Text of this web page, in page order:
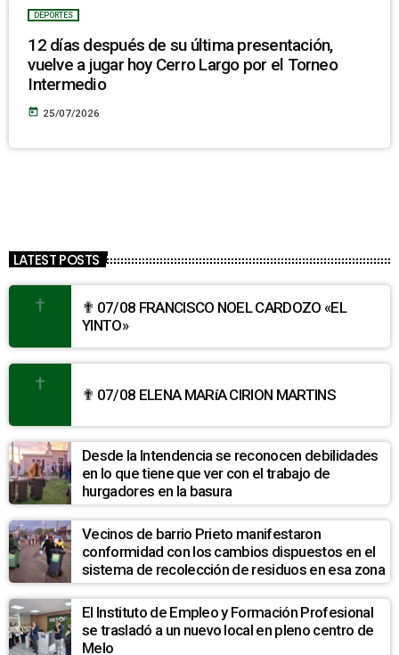
DEPORTES
12 días después de su última presentación,
vuelve a jugar hoy Cerro Largo por el Torneo
Intermedio
today 25/07/2026
LATEST POSTS
✟ 07/08 FRANCISCO NOEL CARDOZO «EL
YINTO»
✟ 07/08 ELENA MARíA CIRION MARTINS
Desde la Intendencia se reconocen debilidades
en lo que tiene que ver con el trabajo de
hurgadores en la basura
Vecinos de barrio Prieto manifestaron
conformidad con los cambios dispuestos en el
sistema de recolección de residuos en esa zona
El Instituto de Empleo y Formación Profesional
se trasladó a un nuevo local en pleno centro de
Melo